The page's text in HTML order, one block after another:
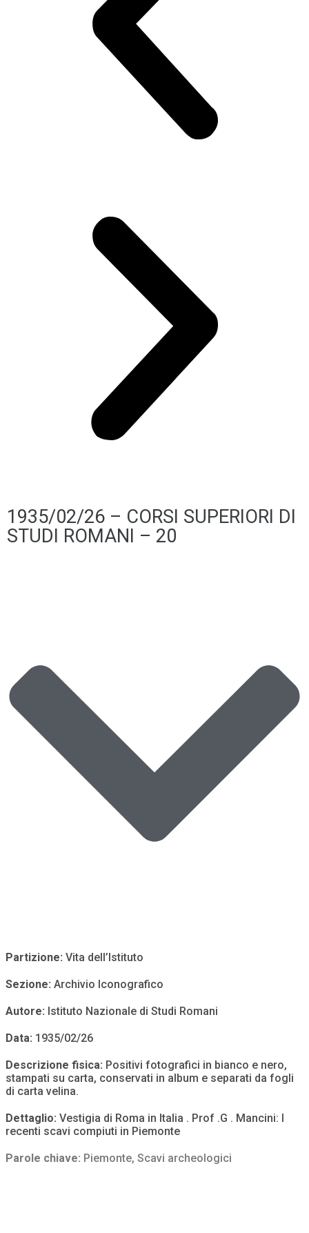
1935/02/26 – CORSI SUPERIORI DI
STUDI ROMANI – 20
Partizione: Vita dell’Istituto
Sezione: Archivio Iconografico
Autore: Istituto Nazionale di Studi Romani
Data: 1935/02/26
Descrizione fisica: Positivi fotografici in bianco e nero,
stampati su carta, conservati in album e separati da fogli
di carta velina.
Dettaglio: Vestigia di Roma in Italia . Prof .G . Mancini: I
recenti scavi compiuti in Piemonte
Parole chiave: Piemonte, Scavi archeologici